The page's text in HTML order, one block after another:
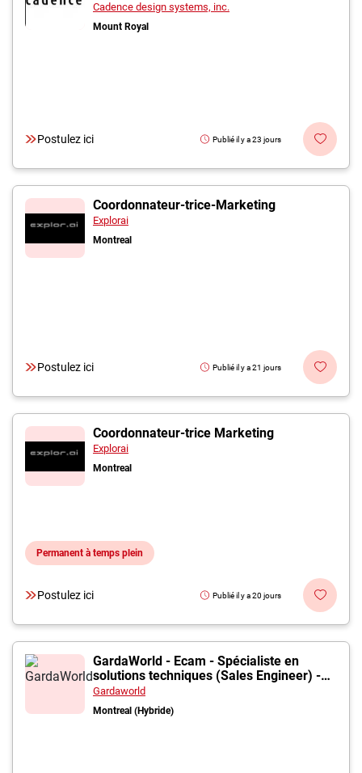
Cadence design systems, inc.
Mount Royal
Postulez ici Publié il y a 23 jours
Coordonnateur-trice-Marketing
Explorai
Montreal
Postulez ici Publié il y a 21 jours
Coordonnateur-trice Marketing
Explorai
Montreal
Permanent à temps plein
Postulez ici Publié il y a 20 jours
GardaWorld - Ecam - Spécialiste en
solutions techniques (Sales Engineer) -
Systèmes de sécurité
Gardaworld
Montreal (Hybride)